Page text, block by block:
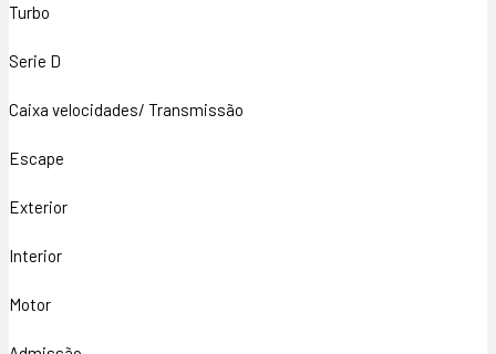
Turbo
Serie D
Caixa velocidades/ Transmissão
Escape
Exterior
Interior
Motor